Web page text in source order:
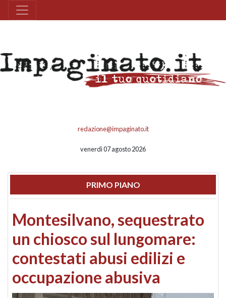
redazione@impaginato.it
venerdì 07 agosto 2026
PRIMO PIANO
Montesilvano, sequestrato
un chiosco sul lungomare:
contestati abusi edilizi e
occupazione abusiva